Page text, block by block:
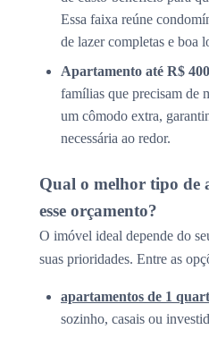
Essa faixa reúne
de lazer completas e boa
Apartamento até R$
famílias que precisam de
um cômodo extra,
necessária ao redor.
Qual o melhor tipo de
esse orçamento?
O imóvel ideal depende do
suas prioridades. Entre as
apartamentos de 1
sozinho, casais ou